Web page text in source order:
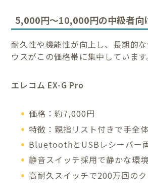
5,000円〜10,000円の中級者向
耐久性や機能性が向上し、長期的
ウスがこの価格帯に集中しています
エレコム EX-G Pro
価格：約7,000円
特徴：親指リスト付きで手全
BluetoothとUSBレシーバー
静音スイッチ採用で静かな環
高耐久スイッチで200万回の